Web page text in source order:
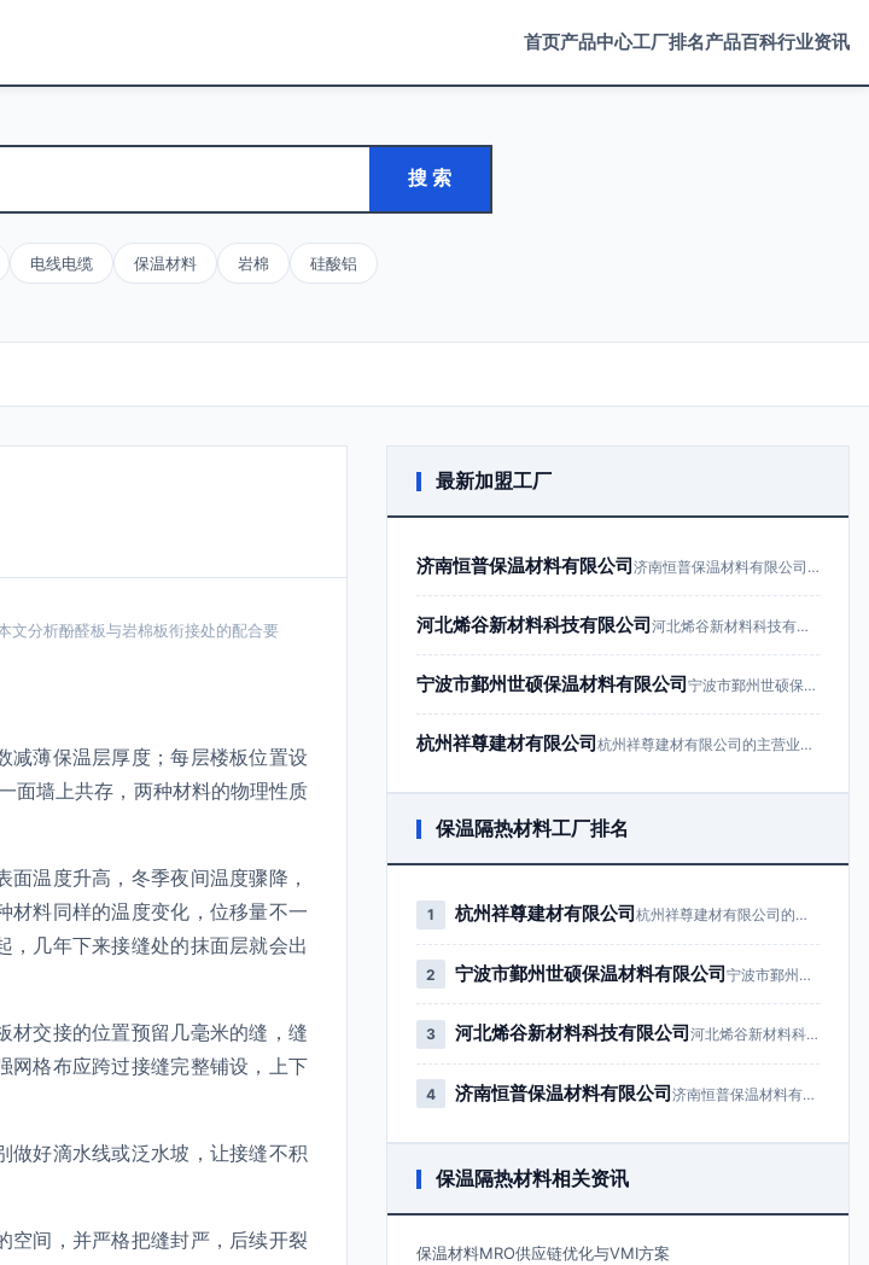
首页产品中心工厂排名产品百科行业资讯
搜 索
电线电缆 保温材料 岩棉 硅酸铝
文分析酚醛板与岩棉板衔接处的配合要
减薄保温层厚度；每层楼板位置设
面墙上共存，两种材料的物理性质
温度升高，冬季夜间温度骤降，
材料同样的温度变化，位移量不一
，几年下来接缝处的抹面层就会出
材交接的位置预留几毫米的缝，缝
网格布应跨过接缝完整铺设，上下
做好滴水线或泛水坡，让接缝不积
空间，并严格把缝封严，后续开裂
最新加盟工厂
济南恒普保温材料有限公司 济南恒普保温材料有限公司成立于201…
河北烯谷新材料科技有限公司 河北烯谷新材料科技有限公司成立于20…
宁波市鄞州世硕保温材料有限公司 宁波市鄞州世硕保温材料有限公司成立于…
杭州祥尊建材有限公司 杭州祥尊建材有限公司的主营业务为建筑…
保温隔热材料工厂排名
1 杭州祥尊建材有限公司 杭州祥尊建材有限公司的主营业务为…
2 宁波市鄞州世硕保温材料有限公司 宁波市鄞州世硕保温材料有限公司成…
3 河北烯谷新材料科技有限公司 河北烯谷新材料科技有限公司成立于…
4 济南恒普保温材料有限公司 济南恒普保温材料有限公司成立于2…
保温隔热材料相关资讯
保温材料MRO供应链优化与VMI方案